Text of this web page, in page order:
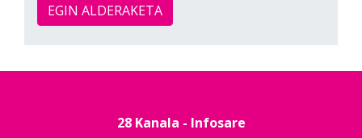
EGIN ALDERAKETA
28 Kanala - Infosare